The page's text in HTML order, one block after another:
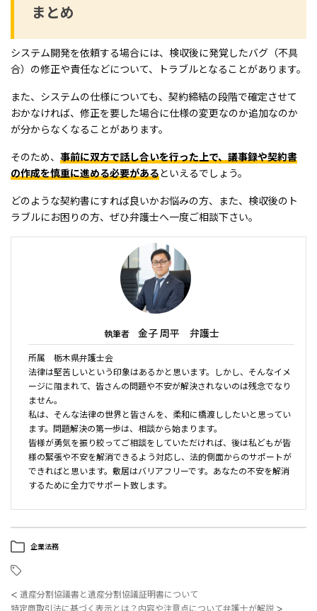
まとめ
システム開発を依頼する場合には、検収後に発覚したバグ（不具
合）の修正や責任などについて、トラブルとなることがあります。
また、システムの仕様についても、契約締結の段階で確定させて
おかなければ、修正を要した場合に仕様の変更なのか追加なのか
が分からなくなることがあります。
そのため、 事前に双方で話し合いを行った上で、議事録や契約書
の作成を慎重に進める必要があるといえるでしょう。
どのような契約書にすれば良いかお悩みの方、また、検収後のト
ラブルにお困りの方、ぜひ弁護士へ一度ご相談下さい。
執筆者 金子 周平 弁護士
所属 栃木県弁護士会
法律は堅苦しいという印象はあるかと思います。しかし、そんなイメ
ージに阻まれて、皆さんの問題や不安が解決されないのは残念でなり
ません。
私は、そんな法律の世界と皆さんを、柔和に橋渡ししたいと思ってい
ます。問題解決の第一歩は、相談から始まります。
皆様が勇気を振り絞ってご相談をしていただければ、後は私どもが皆
様の緊張や不安を解消できるよう対応し、法的側面からのサポートが
できればと思います。敷居はバリアフリーです。あなたの不安を解消
するために全力でサポート致します。
企業法務
＜ 遺産分割協議書と遺産分割協議証明書について
特定商取引法に基づく表示とは？内容や注意点について弁護士が解説 ＞